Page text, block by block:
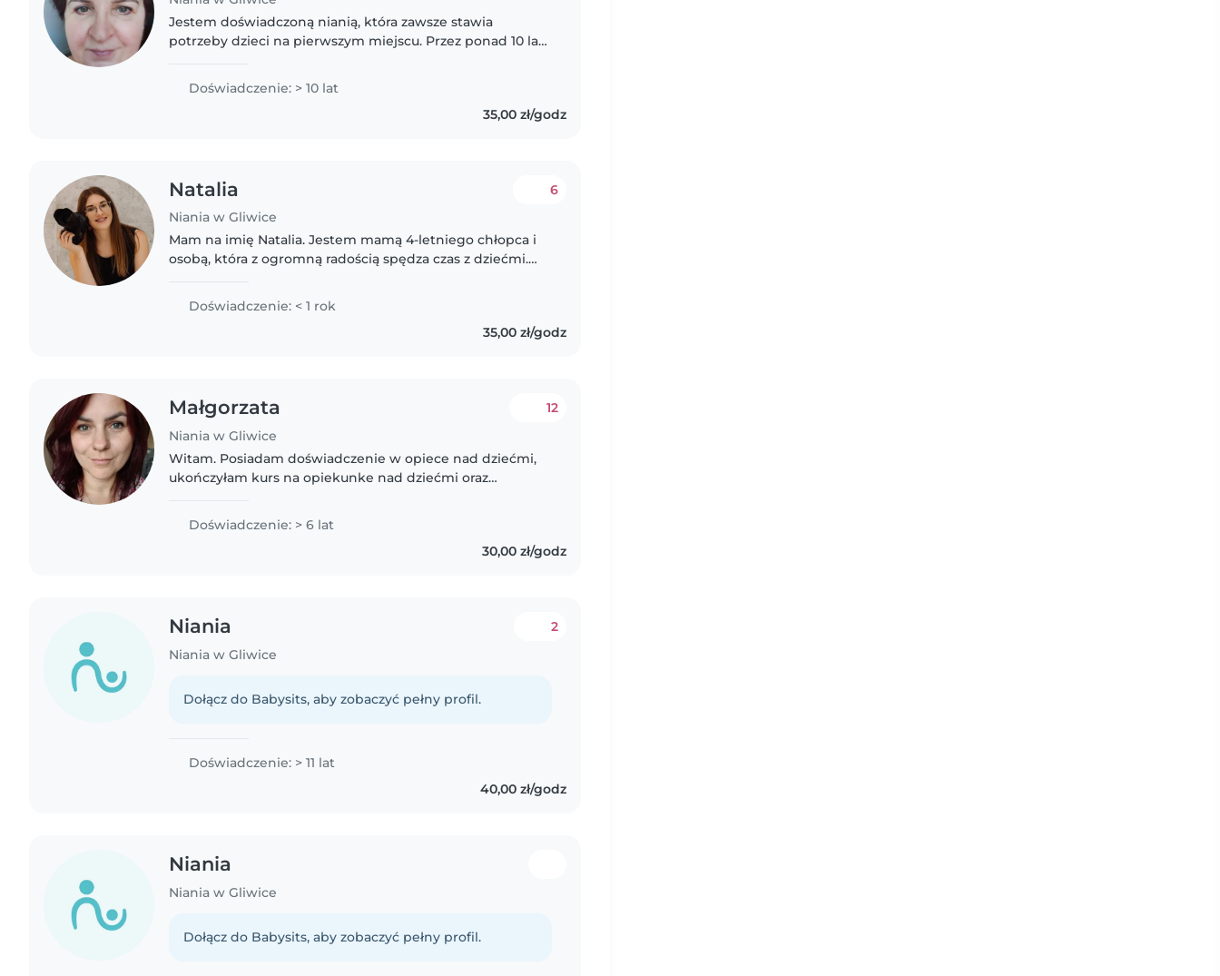
Jestem doświadczoną nianią, która zawsze stawia
potrzeby dzieci na pierwszym miejscu. Przez ponad 10 lat
Doświadczenie: > 10 lat
35,00 zł/godz
Natalia
Niania w Gliwice
6
Mam na imię Natalia. Jestem mamą 4-letniego chłopca i
osobą, która z ogromną radością spędza czas z dziećmi.
zabawie, rozmowie..
Doświadczenie: < 1 rok
35,00 zł/godz
Małgorzata
Niania w Gliwice
12
Witam. Posiadam doświadczenie w opiece nad dziećmi,
ukończyłam kurs na opiekunke nad dziećmi oraz
Pomagam w obowiązkach domowych,..
Doświadczenie: > 6 lat
30,00 zł/godz
Niania
Niania w Gliwice
2
Dołącz do Babysits, aby zobaczyć pełny profil.
Doświadczenie: > 11 lat
40,00 zł/godz
Niania
Niania w Gliwice
Dołącz do Babysits, aby zobaczyć pełny profil.